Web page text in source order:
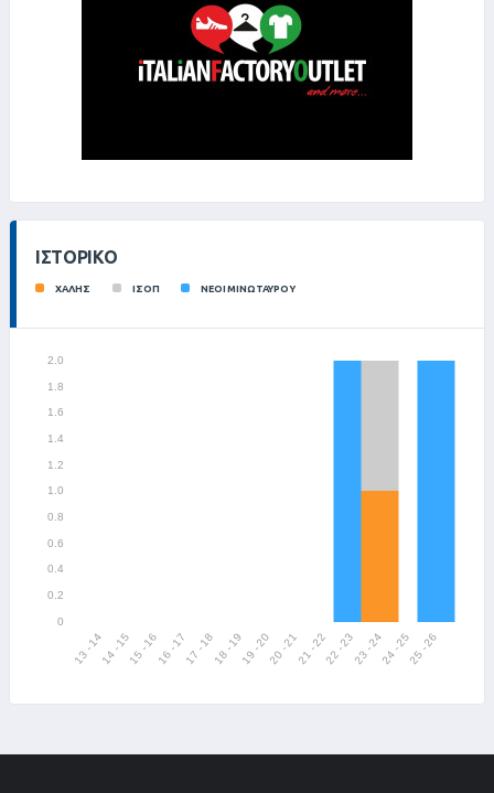
ΙΣΤΟΡΙΚΌ
ΧΑΛΗΣ ΙΣΟΠ ΝΕΟΙ ΜΙΝΩΤΑΥΡΟΥ